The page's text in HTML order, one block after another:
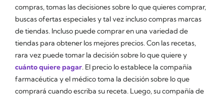
compras, tomas las decisiones sobre lo que quieres comprar,
buscas ofertas especiales y tal vez incluso compras marcas
de tiendas. Incluso puede comprar en una variedad de
tiendas para obtener los mejores precios. Con las recetas,
rara vez puede tomar la decisión sobre lo que quiere y
cuánto quiere pagar. El precio lo establece la compañía
farmacéutica y el médico toma la decisión sobre lo que
comprará cuando escriba su receta. Luego, su compañía de